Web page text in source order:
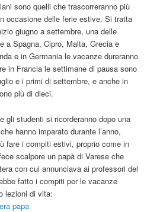
sono quelli che trascorreranno più
occasione delle ferie estive. Si tratta
giugno a settembre, una delle
a Spagna, Cipro, Malta, Grecia e
e in Germania le vacanze dureranno
in Francia le settimane di pausa sono
e i primi di settembre, e anche in
più di dieci.
gli studenti si ricorderanno dopo una
hanno imparato durante l’anno,
fare i compiti estivi, proprio come in
scalpore un papà di Varese che
con cui annunciava ai professori del
fatto i compiti per le vacanze
lezioni di vita:
papa